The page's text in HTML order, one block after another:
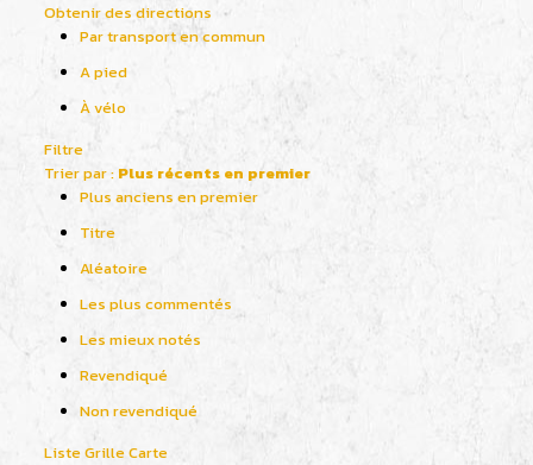
Obtenir des directions
Par transport en commun
A pied
À vélo
Filtre
Trier par : Plus récents en premier
Plus anciens en premier
Titre
Aléatoire
Les plus commentés
Les mieux notés
Revendiqué
Non revendiqué
ListeGrilleCarte